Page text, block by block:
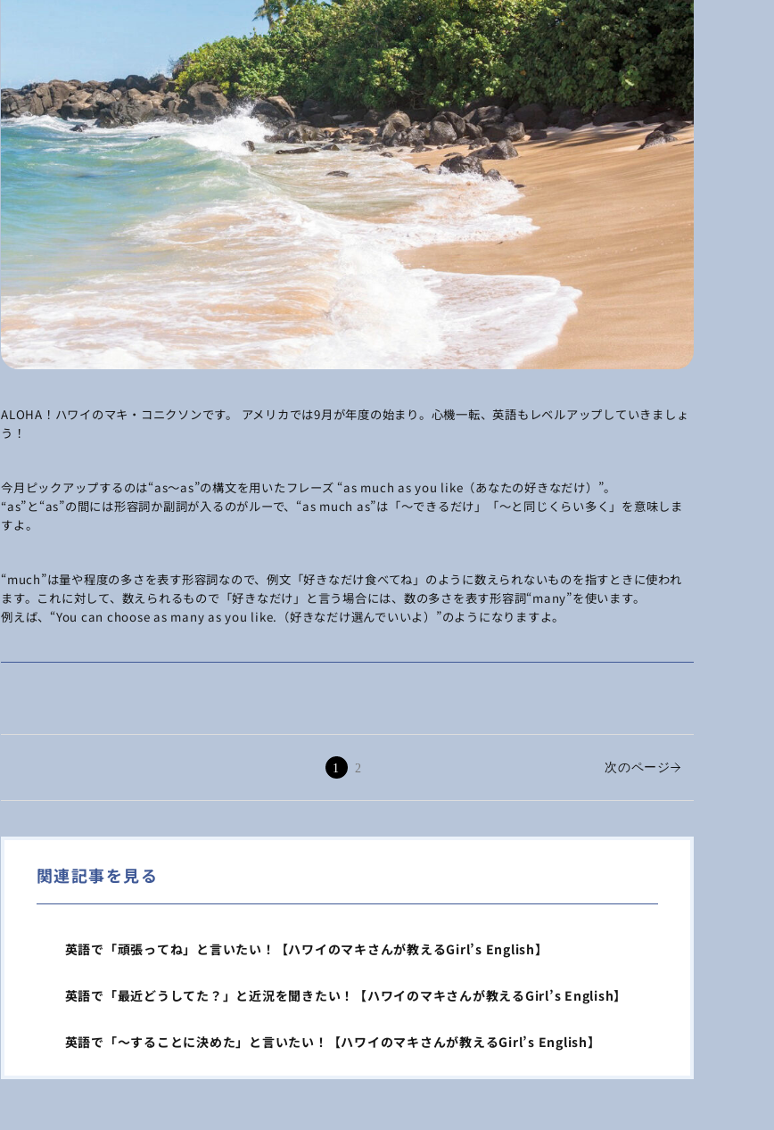
ALOHA！ハワイのマキ・コニクソンです。 アメリカでは9月が年度の始まり。心機一転、英語もレベルアップしていきましょ
う！
今月ピックアップするのは“as～as”の構文を用いたフレーズ “as much as you like（あなたの好きなだけ）”。
“as”と“as”の間には形容詞か副詞が入るのがルーで、“as much as”は「～できるだけ」「～と同じくらい多く」を意味しま
すよ。
“much”は量や程度の多さを表す形容詞なので、例文「好きなだけ食べてね」のように数えられないものを指すときに使われ
ます。これに対して、数えられるもので「好きなだけ」と言う場合には、数の多さを表す形容詞“many”を使います。
例えば、“You can choose as many as you like.（好きなだけ選んでいいよ）”のようになりますよ。
1 2 次のページ
関連記事を見る
英語で「頑張ってね」と言いたい！【ハワイのマキさんが教えるGirl’s English】
英語で「最近どうしてた？」と近況を聞きたい！【ハワイのマキさんが教えるGirl’s English】
英語で「～することに決めた」と言いたい！【ハワイのマキさんが教えるGirl’s English】